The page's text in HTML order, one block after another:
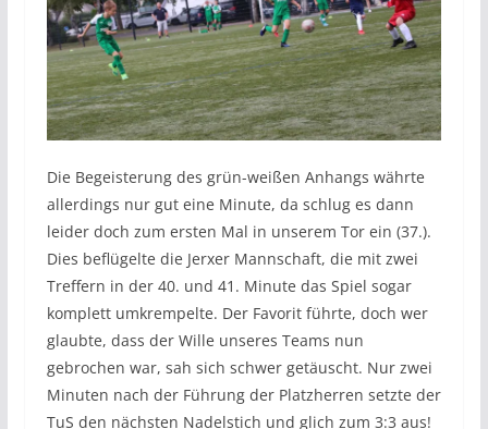
Die Begeisterung des grün-weißen Anhangs währte
allerdings nur gut eine Minute, da schlug es dann
leider doch zum ersten Mal in unserem Tor ein (37.).
Dies beflügelte die Jerxer Mannschaft, die mit zwei
Treffern in der 40. und 41. Minute das Spiel sogar
komplett umkrempelte. Der Favorit führte, doch wer
glaubte, dass der Wille unseres Teams nun
gebrochen war, sah sich schwer getäuscht. Nur zwei
Minuten nach der Führung der Platzherren setzte der
TuS den nächsten Nadelstich und glich zum 3:3 aus!